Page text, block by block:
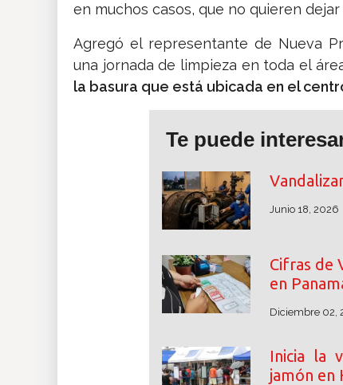
en muchos casos, que no quieren
Agregó el representante de Nueva
una jornada de limpieza en toda el
la basura que está ubicada en el
Te puede
Junio 18, 2026
Cifras de
en
Diciembre 02,
Inicia la
jamón en